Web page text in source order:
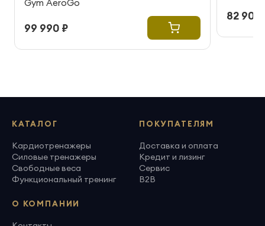
Gym AeroGo
99 990 ₽
82 900
КАТАЛОГ
Кардиотренажеры
Силовые тренажеры
Свободные веса
Функциональный тренинг
ПОКУПАТЕЛЯМ
Доставка и оплата
Кредит и лизинг
Сервис
B2B
О КОМПАНИИ